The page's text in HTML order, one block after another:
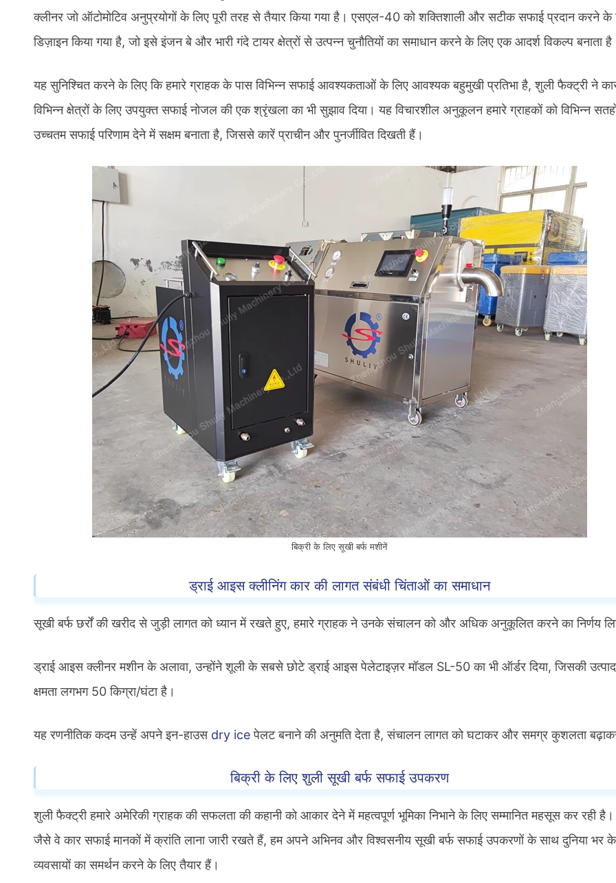
क्लीनर जो ऑटोमोटिव अनुप्रयोगों के लिए पूरी तरह से तैयार किया गया है। एसएल-40 को शक्तिशाली और सटीक सफाई प्रदान करने के
डिज़ाइन किया गया है, जो इसे इंजन बे और भारी गंदे टायर क्षेत्रों से उत्पन्न चुनौतियों का समाधान करने के लिए एक आदर्श विकल्प बनाता
यह सुनिश्चित करने के लिए कि हमारे ग्राहक के पास विभिन्न सफाई आवश्यकताओं के लिए आवश्यक बहुमुखी प्रतिभा है, शुली फैक्ट्री ने
विभिन्न क्षेत्रों के लिए उपयुक्त सफाई नोजल की एक श्रृंखला का भी सुझाव दिया। यह विचारशील अनुकूलन हमारे ग्राहकों को विभिन्न
उच्चतम सफाई परिणाम देने में सक्षम बनाता है, जिससे कारें प्राचीन और पुनर्जीवित दिखती हैं।
बिक्री के लिए सूखी बर्फ मशीनें
ड्राई आइस क्लीनिंग कार की लागत संबंधी चिंताओं का समाधान
सूखी बर्फ छर्रों की खरीद से जुड़ी लागत को ध्यान में रखते हुए, हमारे ग्राहक ने उनके संचालन को और अधिक अनुकूलित करने का निर्णय
ड्राई आइस क्लीनर मशीन के अलावा, उन्होंने शूली के सबसे छोटे ड्राई आइस पेलेटाइज़र मॉडल SL-50 का भी ऑर्डर दिया, जिसकी
क्षमता लगभग 50 किग्रा/घंटा है।
यह रणनीतिक कदम उन्हें अपने इन-हाउस dry iceपेलट बनाने की अनुमति देता है, संचालन लागत को घटाकर और समग्र कुशलता
बिक्री के लिए शुली सूखी बर्फ सफाई उपकरण
शुली फैक्ट्री हमारे अमेरिकी ग्राहक की सफलता की कहानी को आकार देने में महत्वपूर्ण भूमिका निभाने के लिए सम्मानित महसूस कर रही
जैसे वे कार सफाई मानकों में क्रांति लाना जारी रखते हैं, हम अपने अभिनव और विश्वसनीय सूखी बर्फ सफाई उपकरणों के साथ दुनिया भर के
व्यवसायों का समर्थन करने के लिए तैयार हैं।